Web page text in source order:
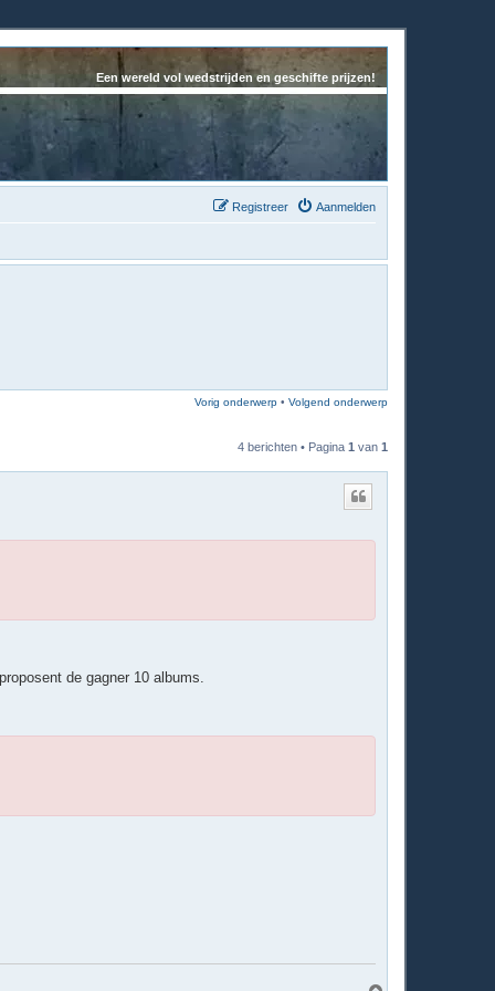
Een wereld vol wedstrijden en geschifte prijzen!
Aanmelden
Registreer
Vorig onderwerp • Volgend onderwerp
4 berichten • Pagina 1 van 1
de gagner 10 albums.